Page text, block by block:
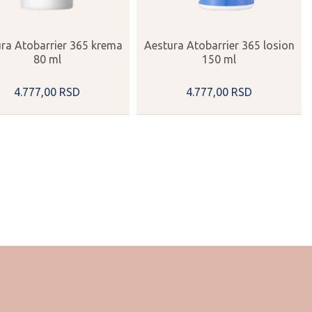
Atobarrier 365 krema
80 ml
4.777,00 RSD
Aestura Atobarrier 365 losion
150 ml
4.777,00 RSD